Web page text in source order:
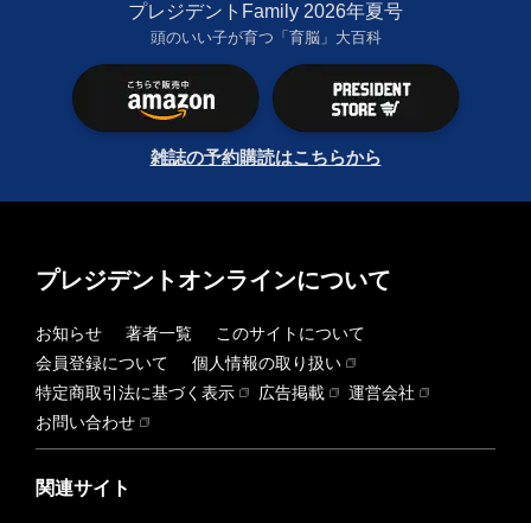
プレジデントFamily 2026年夏号
頭のいい子が育つ「育脳」大百科
雑誌の予約購読はこちらから
プレジデントオンラインについて
お知らせ 著者一覧
このサイトについて
会員登録について
個人情報の取り扱い
特定商取引法に基づく表示
広告掲載
運営会社
お問い合わせ
関連サイト